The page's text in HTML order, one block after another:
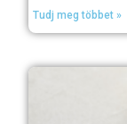
Tudj meg többet »